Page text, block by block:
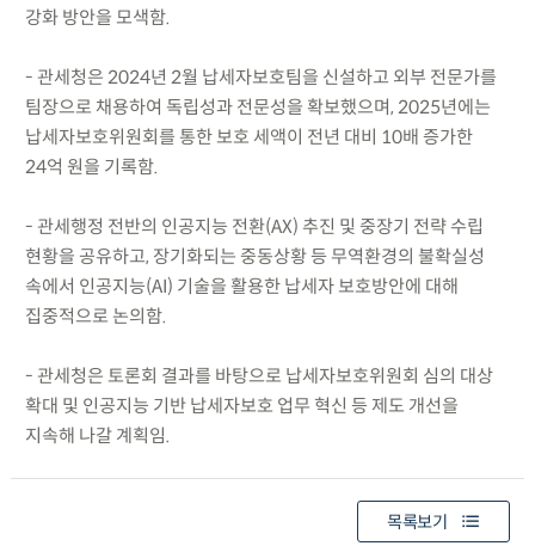
강화 방안을 모색함.
- 관세청은 2024년 2월 납세자보호팀을 신설하고 외부 전문가를
팀장으로 채용하여 독립성과 전문성을 확보했으며, 2025년에는
납세자보호위원회를 통한 보호 세액이 전년 대비 10배 증가한
24억 원을 기록함.
- 관세행정 전반의 인공지능 전환(AX) 추진 및 중장기 전략 수립
현황을 공유하고, 장기화되는 중동상황 등 무역환경의 불확실성
속에서 인공지능(AI) 기술을 활용한 납세자 보호방안에 대해
집중적으로 논의함.
- 관세청은 토론회 결과를 바탕으로 납세자보호위원회 심의 대상
확대 및 인공지능 기반 납세자보호 업무 혁신 등 제도 개선을
지속해 나갈 계획임.
목록보기